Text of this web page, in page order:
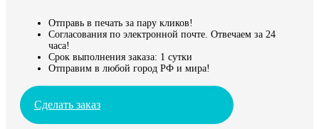
Отправь в печать за пару кликов!
Согласования по электронной почте. Отвечаем за 24
часа!
Срок выполнения заказа: 1 сутки
Отправим в любой город РФ и мира!
Сделать заказ